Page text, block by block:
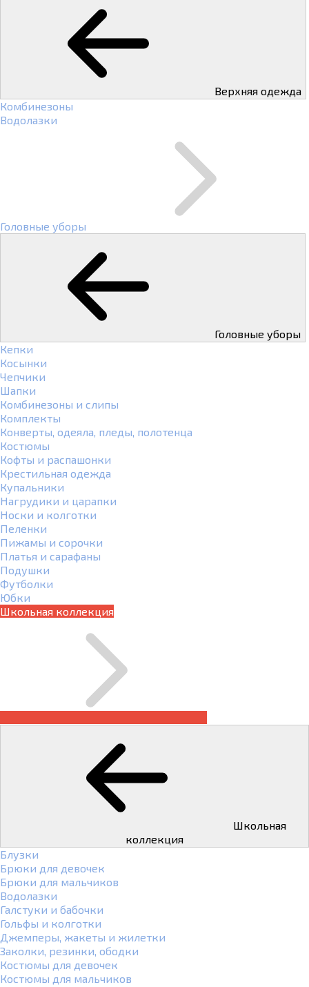
Верхняя одежда
Комбинезоны
Водолазки
Головные уборы
Головные уборы
Кепки
Косынки
Чепчики
Шапки
Комбинезоны и слипы
Комплекты
Конверты, одеяла, пледы, полотенца
Костюмы
Кофты и распашонки
Крестильная одежда
Купальники
Нагрудики и царапки
Носки и колготки
Пеленки
Пижамы и сорочки
Платья и сарафаны
Подушки
Футболки
Юбки
Школьная коллекция
коллекция
Блузки
Брюки для девочек
Брюки для мальчиков
Водолазки
Галстуки и бабочки
Гольфы и колготки
Джемперы, жакеты и жилетки
Заколки, резинки, ободки
Костюмы для девочек
Костюмы для мальчиков